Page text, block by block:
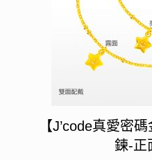
【J’code真愛密
鍊-正